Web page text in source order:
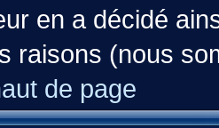
en a décidé
raisons (nous
de page